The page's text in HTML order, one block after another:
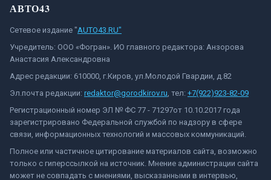
АВТО43
Сетевое издание "AUTO43.RU"
Учредитель: ООО «Фогран». ИО главного редактора: Анзорова
Анастасия Александровна
Адрес редакции: 610000, г.Киров, ул.Молодой Гвардии, д.82
Эл.почта редакции: redaktor@gorodkirov.ru, тел: +7(922)923-82-09
Регистрационный номер ЭЛ № ФС 77 - 71297от 10.10.2017 года
зарегистрировано Федеральной службой по надзору в сфере
связи, информационных технологий и массовых коммуникаций.
Полное или частичное цитирование материалов сайта, возможно
только с гиперссылкой на источник. Мнение администрации сайта
может не совпадать с мнениями, высказанными в интервью,